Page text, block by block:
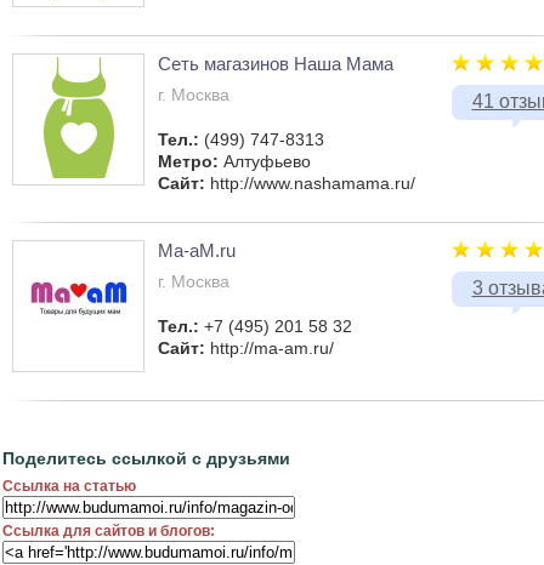
41
Сеть магазинов Наша Мама
г. Москва
Тел.: (499) 747-8313
Метро: Алтуфьево
Сайт: http://www.nashamama.ru/
3
Ma-aM.ru
г. Москва
Тел.: +7 (495) 201 58 32
Сайт: http://ma-am.ru/
Поделитесь ссылкой с друзьями
Ссылка на статью
Ссылка для сайтов и блогов: